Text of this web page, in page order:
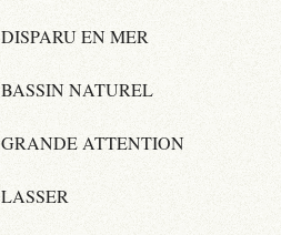
DISPARU EN MER
BASSIN NATUREL
GRANDE ATTENTION
LASSER